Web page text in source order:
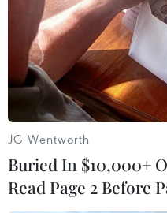
Theo dõi VietnamPlus
TIN LIÊN QUAN
JG Wentworth
Buried In $10,000+
Read Page 2 Before